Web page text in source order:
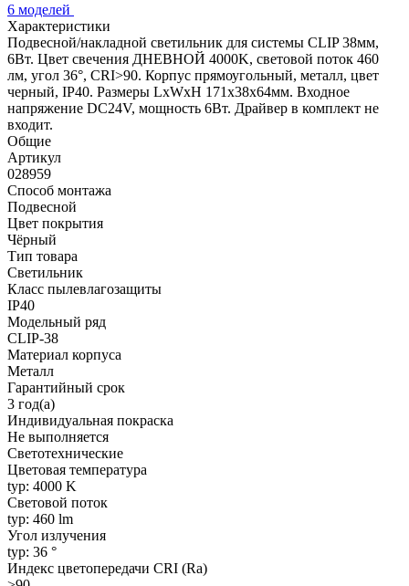
6 моделей
Характеристики
Подвесной/накладной светильник для системы CLIP 38мм,
6Вт. Цвет свечения ДНЕВНОЙ 4000K, световой поток 460
лм, угол 36°, CRI>90. Корпус прямоугольный, металл, цвет
черный, IP40. Размеры LxWxH 171x38x64мм. Входное
напряжение DC24V, мощность 6Вт. Драйвер в комплект не
входит.
Общие
Артикул
028959
Способ монтажа
Подвесной
Цвет покрытия
Чёрный
Тип товара
Светильник
Класс пылевлагозащиты
IP40
Модельный ряд
CLIP-38
Материал корпуса
Металл
Гарантийный срок
3 год(а)
Индивидуальная покраска
Не выполняется
Светотехнические
Цветовая температура
typ: 4000 K
Световой поток
typ: 460 lm
Угол излучения
typ: 36 °
Индекс цветопередачи CRI (Ra)